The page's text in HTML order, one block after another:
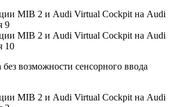
возможности сенсорного ввода